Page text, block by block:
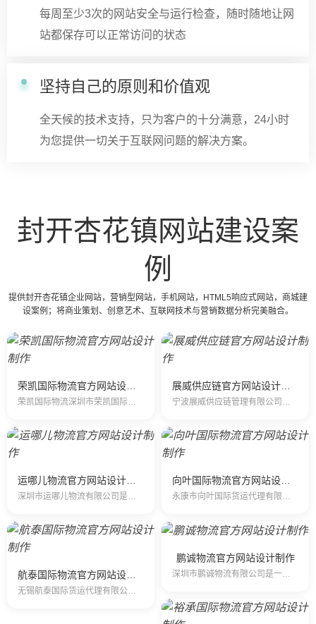
每周至少3次的网站安全与运行检查，随时随地让网
站都保存可以正常访问的状态
坚持自己的原则和价值观
全天候的技术支持，只为客户的十分满意，24小时
为您提供一切关于互联网问题的解决方案。
封开杏花镇网站建设案
例
提供封开杏花镇企业网站，营销型网站，手机网站，HTML5响应式网站，商城建
设案例；将商业策划、创意艺术、互联网技术与营销数据分析完美融合。
荣凯国际物流深圳市荣凯国际物流有限公司是一家以第三方物流理念组建的现代型物流公司，集代理国际航空货运出港、航空速递，于一体，跨区域、网络化、… 宁波展威供应链管理有限公司是经民航总局、交通部和海关总署批准成立的一级国际货运代理企业。 宁波展威供应链管理有限公司一直致力于国…
深圳市运哪儿物流有限公司是一家专业提供国际快递、空运、海运服务的公司，是国际五大快递DHL、UPS、FedEx、TNT、EMS的一级代理商，拥有多条快… 永康市向叶国际货运代理有限公司(向叶国际）成立2011年3月份，成立当初只有一位员工，现有员工15人。注册公司为2013年3月 ，是一家专门代理国际快…
无锡航泰国际货运代理有限公司成立于2008年8月，是无锡做国际快递行业最早的国际快递公司公司之一。经过多年的诚信经营，公司已与UPS、DHL、FEDE…
鹏诚物流官方网站设计制作
深圳市鹏诚物流有限公司是一家专业提供国际快递、空运、海运服务的公司，是国际五大快递DHL、UPS、FedEx、TNT、EMS的一级代理商，拥有多条快递…